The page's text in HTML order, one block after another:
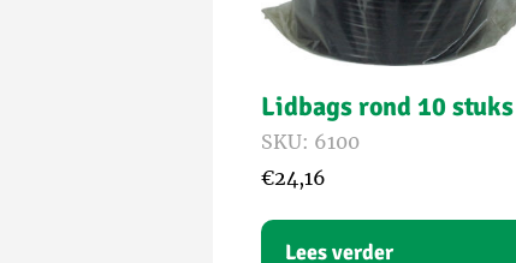
Lidbags rond 10 stuks
SKU: 6100
€24,16
Lees verder